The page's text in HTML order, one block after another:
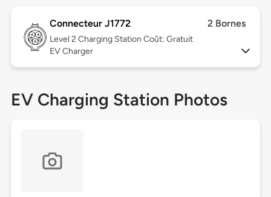
Connecteur J1772 2 Bornes
Level 2 Charging Station Coût: Gratuit
EV Charger
EV Charging Station Photos